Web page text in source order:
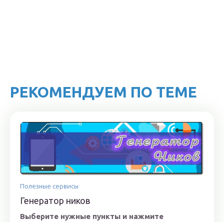
РЕКОМЕНДУЕМ ПО ТЕМЕ
Полезные сервисы
Генератор ников
Выберите нужные пункты и нажмите